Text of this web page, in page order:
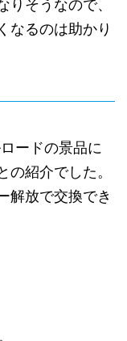
そうなので、
なるのは助かり
ードの景品に
紹介でした。
解放で交換でき